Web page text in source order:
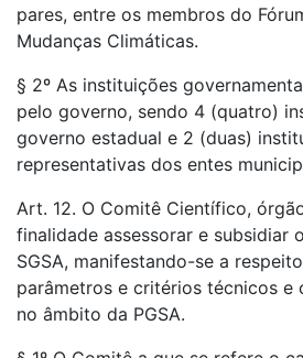
pares, entre os membros do
Mudanças Climáticas.
§ 2º As instituições
pelo governo, sendo 4 (quatro)
governo estadual e 2 (duas)
representativas dos entes
Art. 12. O Comitê Científico,
finalidade assessorar e subsidiar
SGSA, manifestando-se a
parâmetros e critérios técnicos e
no âmbito da PGSA.